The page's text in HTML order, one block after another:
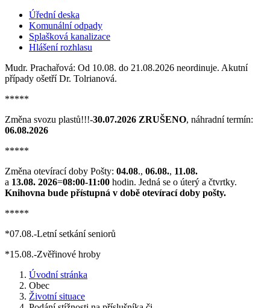
Úřední deska
Komunální odpady
Splašková kanalizace
Hlášení rozhlasu
Mudr. Prachařová: Od 10.08. do 21.08.2026 neordinuje. Akutní
případy ošetří Dr. Tolrianová.
*****
Změna svozu plastů!!!-30.07.2026 ZRUŠENO, náhradní termín:
06.08.2026
*****
Změna otevírací doby Pošty: 04.08., 06.08., 11.08.
a 13.08. 2026=08:00-11:00 hodin. Jedná se o úterý a čtvrtky.
Knihovna bude přístupná v době otevírací doby pošty.
*****
*07.08.-Letní setkání seniorů
*15.08.-Zvěřinové hroby
Úvodní stránka
Obec
Životní situace